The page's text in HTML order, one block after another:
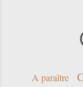
A paraître